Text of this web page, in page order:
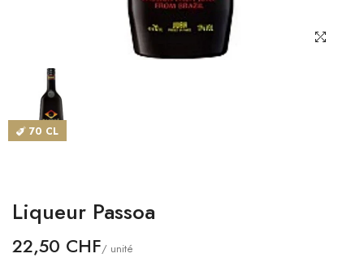
BOISSONS SANS ALCOOL
CATALOGUES
MAGASINS
CONTACT
Langue
Devise
70 CL
Liqueur Passoa
22,50 CHF/ unité